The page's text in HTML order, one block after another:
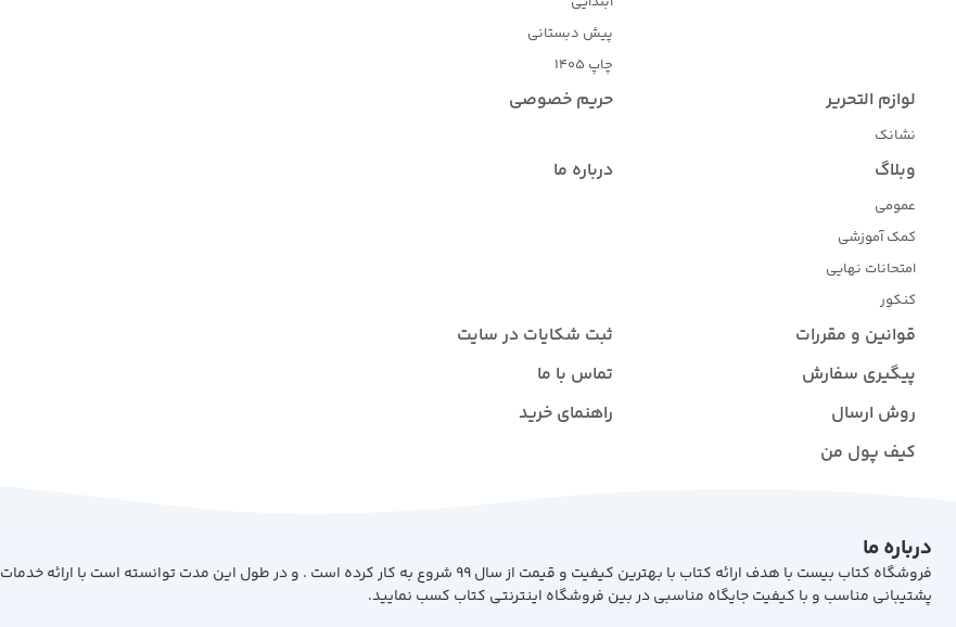
پیش دبستانی
چاپ 1405
لوازم التحریر
نشانک
حریم خصوصی
وبلاگ
عمومی
کمک آموزشی
امتحانات نهایی
کنکور
درباره ما
قوانین و مقررات
ثبت شکایات در سایت
پیگیری سفارش
تماس با ما
روش ارسال
راهنمای خرید
کیف پول من
درباره ما
فروشگاه کتاب بیست با هدف ارائه کتاب با بهترین کیفیت و قیمت از سال 99 شروع به کار کرده است . و در طول این مدت توانسته است با ارائه خدمات
پشتیبانی مناسب و با کیفیت جایگاه مناسبی در بین فروشگاه اینترنتی کتاب کسب نمایید.